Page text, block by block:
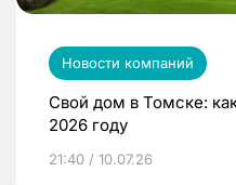
Новости компаний
Свой дом в Томске:
2026 году
21:40 / 10.07.26